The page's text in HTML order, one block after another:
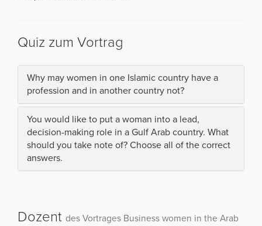
Quiz zum Vortrag
Why may women in one Islamic country have a
profession and in another country not?
You would like to put a woman into a lead,
decision-making role in a Gulf Arab country. What
should you take note of? Choose all of the correct
answers.
Dozent des Vortrages Business women in the Arab